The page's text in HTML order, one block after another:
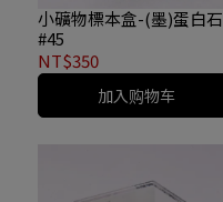
小礦物標本盒-(墨)蛋白石
#45
NT$350
加入购物车